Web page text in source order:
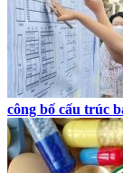
công bố cấu trúc